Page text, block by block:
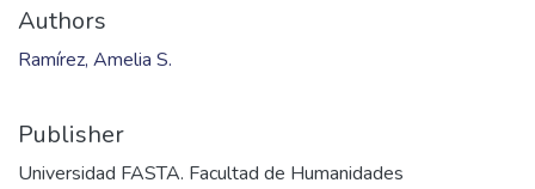
Authors
Ramírez, Amelia S.
Publisher
Universidad FASTA. Facultad de Humanidades